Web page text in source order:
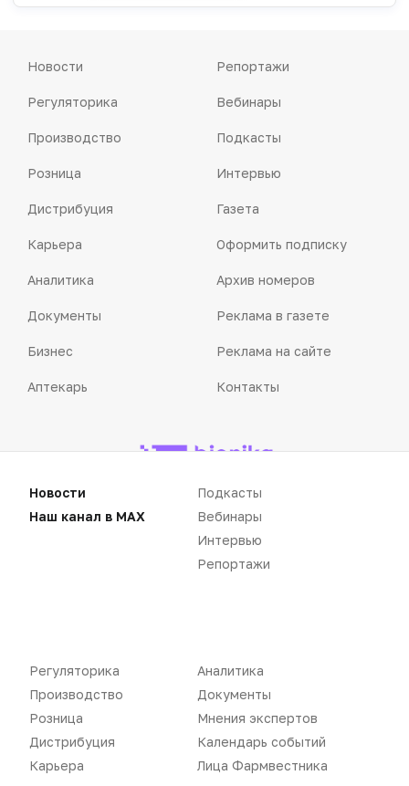
«Политика конфиденциальности»
«Редакционная политика»
Новости
Регуляторика
Производство
Розница
Дистрибуция
Карьера
Аналитика
Документы
Бизнес
Аптекарь
Репортажи
Вебинары
Подкасты
Интервью
Газета
Оформить подписку
Архив номеров
Реклама в газете
Реклама на сайте
Контакты
ограничений, установленных Правообладателем
автора используемых материалов и ссылки на портал
Pharmvestnik.ru как на источник заимствования с обязательной
Продолжая использовать наш сайт, вы даете согласие на
Новости
Наш канал в MAX
Подкасты
Вебинары
Интервью
Репортажи
Регуляторика
Производство
Розница
Дистрибуция
Карьера
Аналитика
Документы
Мнения экспертов
Календарь событий
Лица Фармвестника